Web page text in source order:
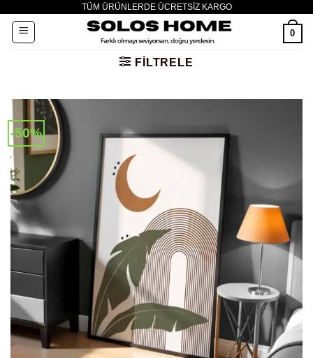
atla
TÜM ÜRÜNLERDE ÜCRETSİZ KARGO
0
FILTRELE
-50%